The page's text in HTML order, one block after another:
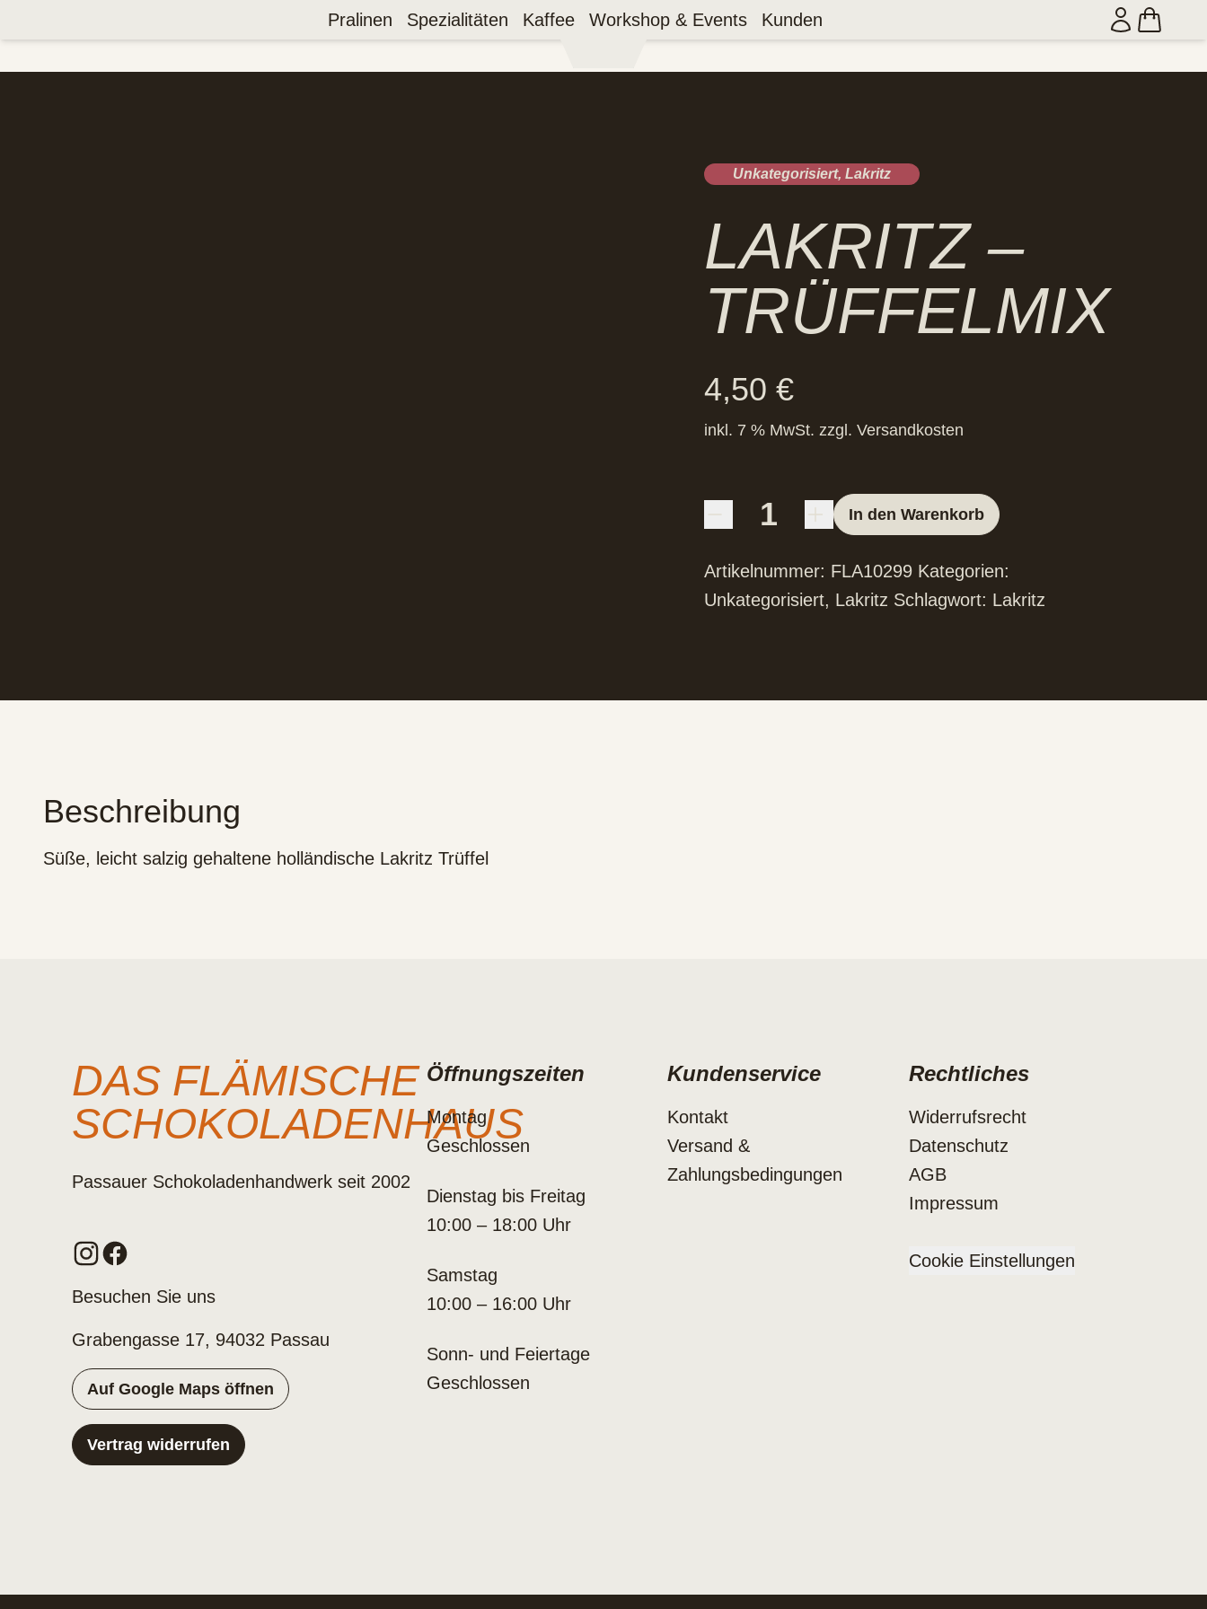
Pralinen Spezialitäten Kaffee Workshop & Events Kunden
Unkategorisiert, Lakritz
LAKRITZ –
TRÜFFELMIX
4,50 €
inkl. 7 % MwSt. zzgl. Versandkosten
In den Warenkorb
Artikelnummer: FLA10299 Kategorien:
Unkategorisiert, Lakritz Schlagwort: Lakritz
Beschreibung
Süße, leicht salzig gehaltene holländische Lakritz Trüffel
DAS FLÄMISCHE
SCHOKOLADENHAUS
Passauer Schokoladenhandwerk seit 2002
Besuchen Sie uns
Grabengasse 17, 94032 Passau
Auf Google Maps öffnen
Vertrag widerrufen
Öffnungszeiten
Montag
Geschlossen
Dienstag bis Freitag
10:00 – 18:00 Uhr
Samstag
10:00 – 16:00 Uhr
Sonn- und Feiertage
Geschlossen
Kundenservice
Kontakt
Versand &
Zahlungsbedingungen
Rechtliches
Widerrufsrecht
Datenschutz
AGB
Impressum
Cookie Einstellungen